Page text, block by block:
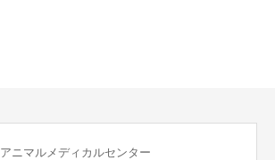
アニマルメディカルセンター